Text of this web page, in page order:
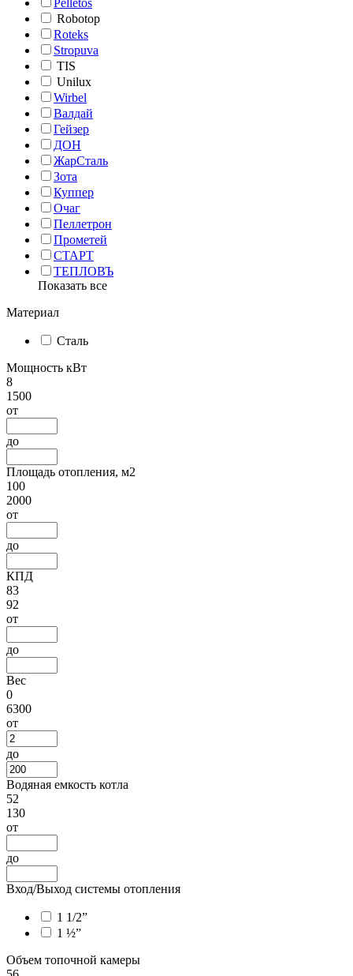
Pelletos
Robotop
Roteks
Stropuva
TIS
Unilux
Wirbel
Валдай
Гейзер
ДОН
ЖарСталь
Зота
Куппер
Очаг
Пеллетрон
Прометей
СТАРТ
ТЕПЛОВЪ
Показать все
Материал
Сталь
Мощность кВт
8
1500
от
до
Площадь отопления, м2
100
2000
от
до
КПД
83
92
от
до
Вес
0
6300
от
до
Водяная емкость котла
52
130
от
до
Вход/Выход системы отопления
1 1/2”
1 ½”
Объем топочной камеры